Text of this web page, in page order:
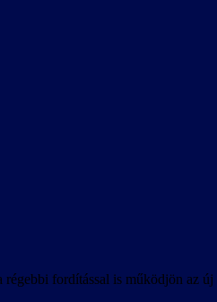
fordítással is működjön az új